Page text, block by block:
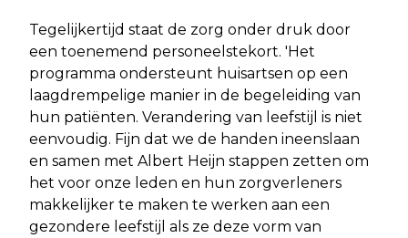
Tegelijkertijd staat de zorg onder druk door
een toenemend personeelstekort. 'Het
programma ondersteunt huisartsen op een
laagdrempelige manier in de begeleiding van
hun patiënten. Verandering van leefstijl is niet
eenvoudig. Fijn dat we de handen ineenslaan
en samen met Albert Heijn stappen zetten om
het voor onze leden en hun zorgverleners
makkelijker te maken te werken aan een
gezondere leefstijl als ze deze vorm van